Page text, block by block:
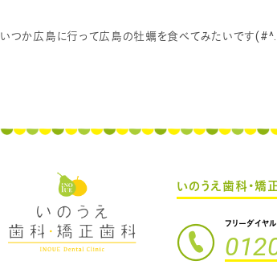
いつか広島に行って広島の牡蠣を食べてみたいです
いのうえ歯科・矯
フリーダイヤル